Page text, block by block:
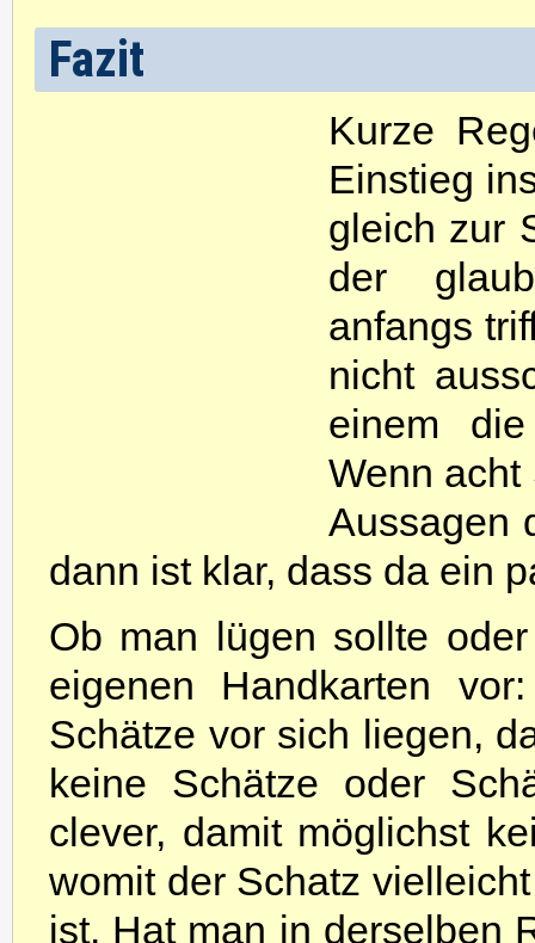
Fazit
Kurze
Einstieg
gleich zur
der
anfangs
nicht
einem
Wenn
Aussagen
dann ist klar, dass da ein
Ob man lügen sollte
eigenen Handkarten
Schätze vor sich liegen,
keine Schätze oder
clever, damit möglichst
womit der Schatz
ist. Hat man in derselben